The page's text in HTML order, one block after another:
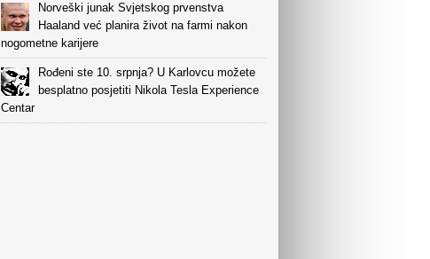
Norveški junak Svjetskog prvenstva
Haaland već planira život na farmi nakon
nogometne karijere
Rođeni ste 10. srpnja? U Karlovcu možete
besplatno posjetiti Nikola Tesla Experience
Centar